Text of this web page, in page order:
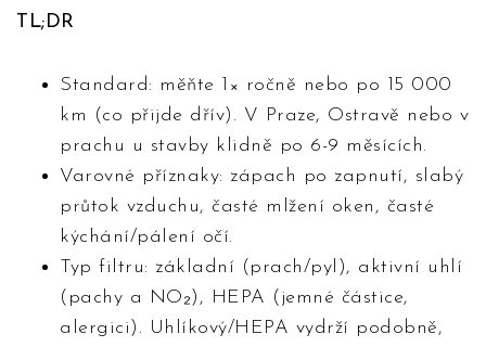
TL;DR
Standard: měňte 1× ročně nebo po 15 000
km (co přijde dřív). V Praze, Ostravě nebo v
prachu u stavby klidně po 6-9 měsících.
Varovné příznaky: zápach po zapnutí, slabý
průtok vzduchu, časté mlžení oken, časté
kýchání/pálení očí.
Typ filtru: základní (prach/pyl), aktivní uhlí
(pachy a NO₂), HEPA (jemné částice,
alergici). Uhlíkový/HEPA vydrží podobně,